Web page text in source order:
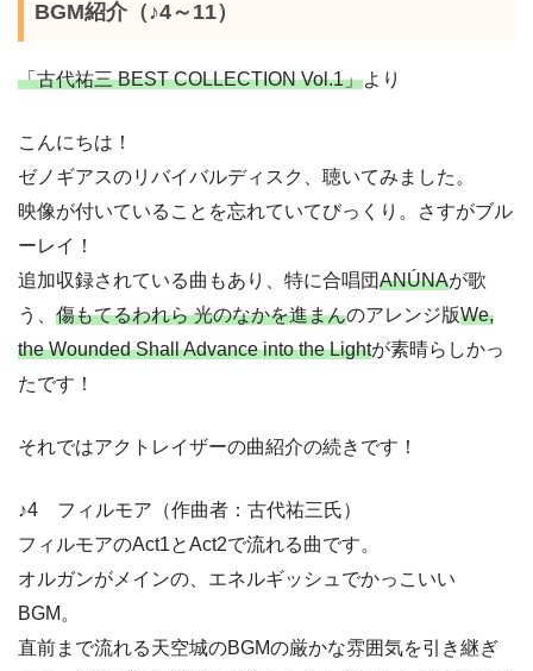
BGM紹介（♪4～11）
「古代祐三 BEST COLLECTION Vol.1」より
こんにちは！
ゼノギアスのリバイバルディスク、聴いてみました。
映像が付いていることを忘れていてびっくり。さすがブル
ーレイ！
追加収録されている曲もあり、特に合唱団ANÚNAが歌
う、 傷もてるわれら 光のなかを進まんのアレンジ版We,
the Wounded Shall Advance into the Lightが素晴らしかっ
たです！
それではアクトレイザーの曲紹介の続きです！
♪4 フィルモア（作曲者：古代祐三氏）
フィルモアのAct1とAct2で流れる曲です。
オルガンがメインの、エネルギッシュでかっこいい
BGM。
直前まで流れる天空城のBGMの厳かな雰囲気を引き継ぎ